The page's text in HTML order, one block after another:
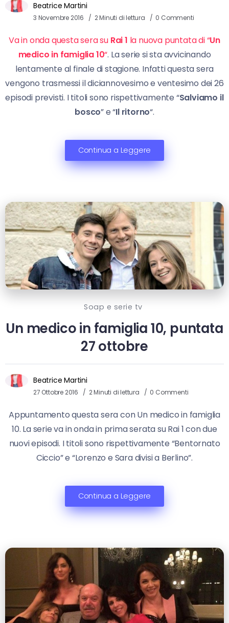
Beatrice Martini
3 Novembre 2016 2 Minuti di lettura 0 Commenti
Va in onda questa sera su Rai 1 la nuova puntata di “Un
medico in famiglia 10“. La serie si sta avvicinando
lentamente al finale di stagione. Infatti questa sera
vengono trasmessi il diciannovesimo e ventesimo dei 26
episodi previsti. I titoli sono rispettivamente “Salviamo il
bosco” e “Il ritorno“.
Continua a Leggere
Soap e serie tv
Un medico in famiglia 10, puntata
27 ottobre
Beatrice Martini
27 Ottobre 2016 2 Minuti di lettura 0 Commenti
Appuntamento questa sera con Un medico in famiglia
10. La serie va in onda in prima serata su Rai 1 con due
nuovi episodi. I titoli sono rispettivamente “Bentornato
Ciccio” e “Lorenzo e Sara divisi a Berlino”.
Continua a Leggere